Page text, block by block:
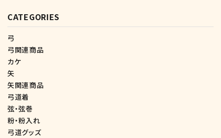
CATEGORIES
弓
弓関連商品
カケ
矢
矢関連商品
弓道着
弦・弦巻
粉・粉入れ
弓道グッズ